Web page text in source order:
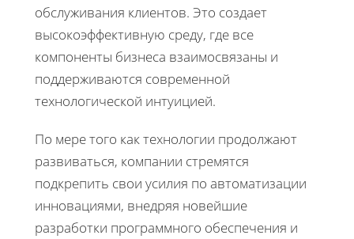
обслуживания клиентов. Это создает
высокоэффективную среду, где все
компоненты бизнеса взаимосвязаны и
поддерживаются современной
технологической интуицией.
По мере того как технологии продолжают
развиваться, компании стремятся
подкрепить свои усилия по автоматизации
инновациями, внедряя новейшие
разработки программного обеспечения и